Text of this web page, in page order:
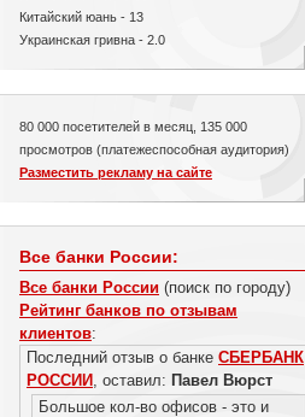
Китайский юань - 13
Украинская гривна - 2.0
80 000 посетителей в месяц, 135 000
просмотров (платежеспособная аудитория)
Разместить рекламу на сайте
Все банки России:
Все банки России (поиск по городу)
Рейтинг банков по отзывам
клиентов:
Последний отзыв о банке СБЕРБАНК
РОССИИ , оставил: Павел Вюрст
Большое кол-во офисов - это и